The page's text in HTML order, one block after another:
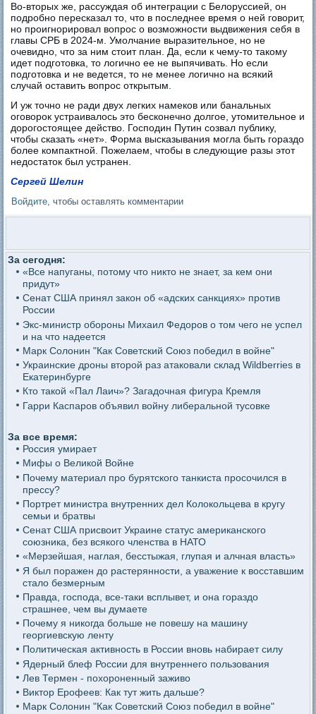
Во-вторых же, рассуждая об интеграции с Белоруссией, он
подробно пересказал то, что в последнее время о ней говорит,
но проигнорировал вопрос о возможности выдвижения себя в
главы СРБ в 2024-м. Умолчание выразительное, но не
очевидно, что за ним стоит план. Да, если к чему-то такому
идет подготовка, то логично ее не выпячивать. Но если
подготовка и не ведется, то не менее логично на всякий
случай оставить вопрос открытым.
И уж точно не ради двух легких намеков или банальных
оговорок устраивалось это бесконечно долгое, утомительное и
дорогостоящее действо. Господин Путин созвал публику,
чтобы сказать «нет». Форма высказывания могла быть гораздо
более компактной. Пожелаем, чтобы в следующие разы этот
недостаток был устранен.
Сергей Шелин
Войдите, чтобы оставлять комментарии
За сегодня:
«Все напуганы, потому что никто не знает, за кем они
придут»
Сенат США принял закон об «адских санкциях» против
России
Экс-министр обороны Михаил Федоров о том чего не успел
и на что надеется
Марк Солонин "Как Советский Союз победил в войне"
Украинские дроны второй раз атаковали склад Wildberries в
Екатеринбурге
Кто такой «Пал Лаич»? Загадочная фигура Кремля
Гарри Каспаров объявил войну либеральной тусовке
За все время:
Россия умирает
Мифы о Великой Войне
Почему материал про бурятского танкиста просочился в
прессу?
Портрет министра внутренних дел Колокольцева в кругу
семьи и братвы
Сенат США присвоит Украине статус американского
союзника, без всякого членства в НАТО
«Мерзейшая, наглая, бесстыжая, глупая и алчная власть»
Я был поражен до растерянности, а уважение к восставшим
стало безмерным
Правда, господа, все-таки всплывет, и она гораздо
страшнее, чем вы думаете
Почему я никогда больше не повешу на машину
георгиевскую ленту
Политическая активность в России вновь набирает силу
Ядерный блеф России для внутреннего пользования
Лев Термен - похороненный заживо
Виктор Ерофеев: Как тут жить дальше?
Марк Солонин "Как Советский Союз победил в войне"